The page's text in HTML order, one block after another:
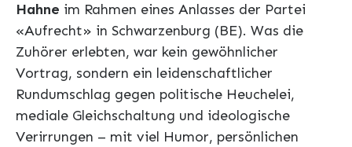
Hahne im Rahmen eines Anlasses der Partei
«Aufrecht» in Schwarzenburg (BE). Was die
Zuhörer erlebten, war kein gewöhnlicher
Vortrag, sondern ein leidenschaftlicher
Rundumschlag gegen politische Heuchelei,
mediale Gleichschaltung und ideologische
Verirrungen – mit viel Humor, persönlichen